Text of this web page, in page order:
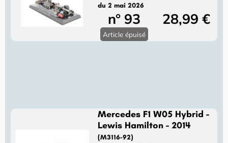
du 2 mai 2026
n° 93 28,99 €
Article épuisé
Mercedes F1 W05 Hybrid -
Lewis Hamilton - 2014
(M3116-92)